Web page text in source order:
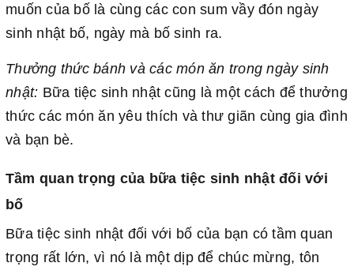
muốn của bố là cùng các con sum vầy đón ngày
sinh nhật bố, ngày mà bố sinh ra.
Thưởng thức bánh và các món ăn trong ngày sinh
nhật: Bữa tiệc sinh nhật cũng là một cách để thưởng
thức các món ăn yêu thích và thư giãn cùng gia đình
và bạn bè.
Tầm quan trọng của bữa tiệc sinh nhật đối với
bố
Bữa tiệc sinh nhật đối với bố của bạn có tầm quan
trọng rất lớn, vì nó là một dịp để chúc mừng, tôn